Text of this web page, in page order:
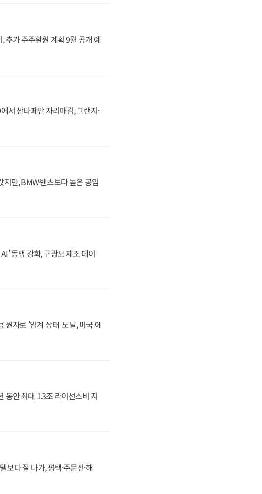
추가 주주환원 계획 9월 공개 예
서 싼타페만 자리매김, 그랜저·
만, BMW·벤츠보다 높은 공임
동맹 강화, 구광모 제조·데이
원자로 '임계 상태' 도달, 미국 에
동안 최대 1.3조 라이선스비 지
다 잘 나가, 평택·주문진·해